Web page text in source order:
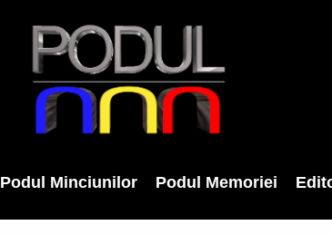
Podul Minciunilor Podul Memoriei